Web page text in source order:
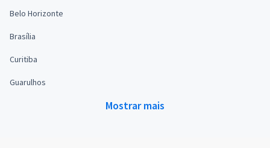
Belo Horizonte
Brasília
Curitiba
Guarulhos
Mostrar mais